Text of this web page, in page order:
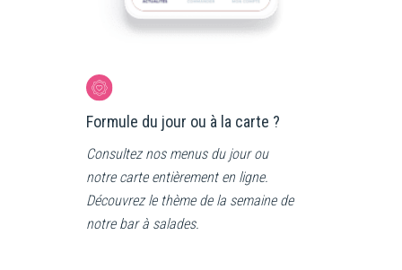
Formule du jour ou à la carte ?
Consultez nos menus du jour ou
notre carte entièrement en ligne.
Découvrez le thème de la semaine de
notre bar à salades.